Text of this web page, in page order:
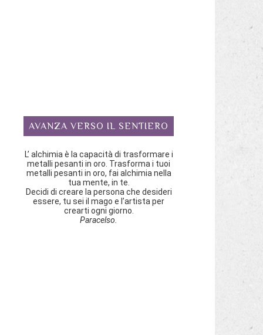
AVANZA VERSO IL SENTIERO
L’ alchimia è la capacità di trasformare i
metalli pesanti in oro. Trasforma i tuoi
metalli pesanti in oro, fai alchimia nella
tua mente, in te.
Decidi di creare la persona che desideri
essere, tu sei il mago e l’artista per
crearti ogni giorno.
Paracelso.